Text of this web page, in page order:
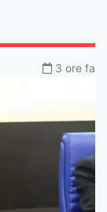
3 ore fa